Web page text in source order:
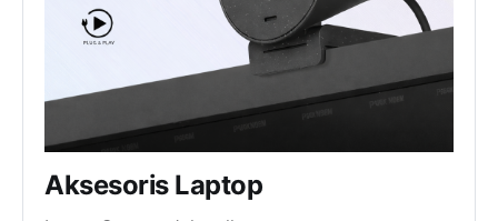
Aksesoris Laptop